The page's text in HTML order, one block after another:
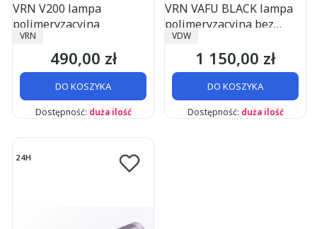
VRN V200 lampa
polimeryzacyjna
PRODUCENT
VRN
Cena
490,00 zł
DO KOSZYKA
Dostępność: duża ilość
VRN VAFU BLACK lampa
polimeryzacyjna bez
wykrywacza próchnicy
PRODUCENT
VDW
Cena
1 150,00 zł
DO KOSZYKA
Dostępność: duża ilość
24H